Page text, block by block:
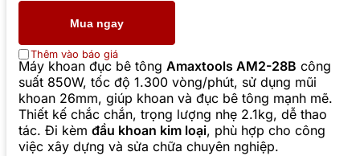
Mua ngay
Thêm vào báo giá
Máy khoan đục bê tông Amaxtools AM2-28B công
suất 850W, tốc độ 1.300 vòng/phút, sử dụng mũi
khoan 26mm, giúp khoan và đục bê tông mạnh mẽ.
Thiết kế chắc chắn, trọng lượng nhẹ 2.1kg, dễ thao
tác. Đi kèm đầu khoan kim loại, phù hợp cho công
việc xây dựng và sửa chữa chuyên nghiệp.